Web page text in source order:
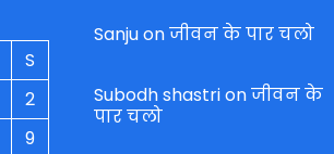
S
2
9
Sanjuonजीवन के पार चलो
Subodh shastrionजीवन के
पार चलो